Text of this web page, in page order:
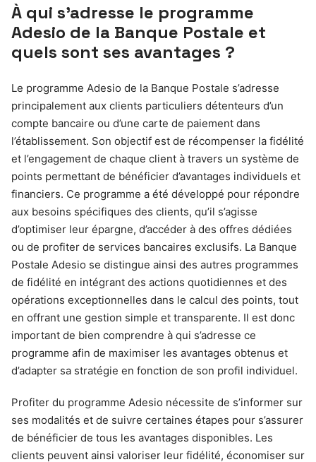
À qui s’adresse le programme
Adesio de la Banque Postale et
quels sont ses avantages ?
Le programme Adesio de la Banque Postale s’adresse
principalement aux clients particuliers détenteurs d’un
compte bancaire ou d’une carte de paiement dans
l’établissement. Son objectif est de récompenser la fidélité
et l’engagement de chaque client à travers un système de
points permettant de bénéficier d’avantages individuels et
financiers. Ce programme a été développé pour répondre
aux besoins spécifiques des clients, qu’il s’agisse
d’optimiser leur épargne, d’accéder à des offres dédiées
ou de profiter de services bancaires exclusifs. La Banque
Postale Adesio se distingue ainsi des autres programmes
de fidélité en intégrant des actions quotidiennes et des
opérations exceptionnelles dans le calcul des points, tout
en offrant une gestion simple et transparente. Il est donc
important de bien comprendre à qui s’adresse ce
programme afin de maximiser les avantages obtenus et
d’adapter sa stratégie en fonction de son profil individuel.
Profiter du programme Adesio nécessite de s’informer sur
ses modalités et de suivre certaines étapes pour s’assurer
de bénéficier de tous les avantages disponibles. Les
clients peuvent ainsi valoriser leur fidélité, économiser sur